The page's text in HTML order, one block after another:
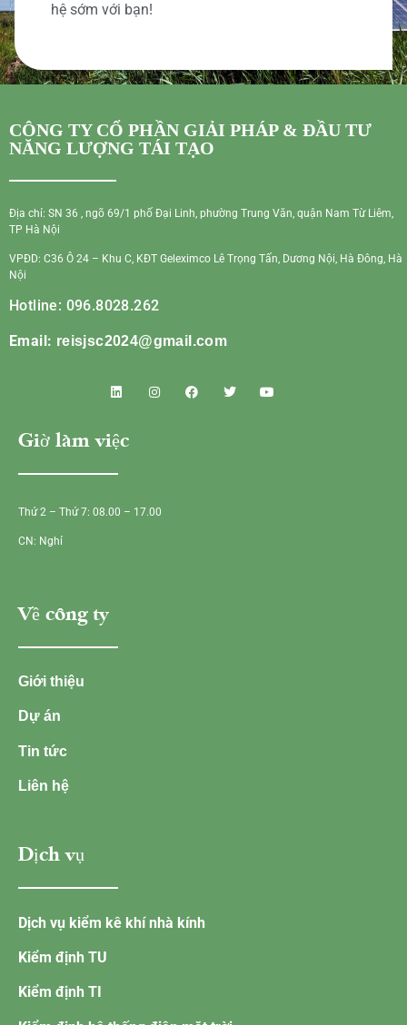
hệ sớm với bạn!
CÔNG TY CỔ PHẦN GIẢI PHÁP & ĐẦU TƯ
NĂNG LƯỢNG TÁI TẠO
Địa chỉ: SN 36 , ngõ 69/1 phố Đại Linh, phường Trung Văn, quận Nam Từ Liêm,
TP Hà Nội
VPĐD: C36 Ô 24 – Khu C, KĐT Geleximco Lê Trọng Tấn, Dương Nội, Hà Đông, Hà
Nội
Hotline: 096.8028.262
Email: reisjsc2024@gmail.com
Giờ làm việc
Thứ 2 – Thứ 7: 08.00 – 17.00
CN: Nghỉ
Về công ty
Giới thiệu
Dự án
Tin tức
Liên hệ
Dịch vụ
Dịch vụ kiểm kê khí nhà kính
Kiểm định TU
Kiểm định TI